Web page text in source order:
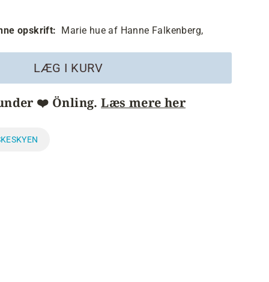
opskrift: Marie hue af Hanne Falkenberg,
LÆG I KURV
❤️ Önling.Læs mere her